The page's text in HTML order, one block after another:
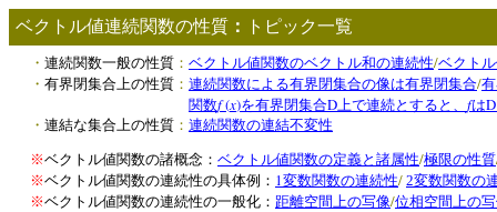
ベクトル値連続関数の性質 ： トピック一覧
・ 連続関数一般の性質 ： ベクトル値関数のベクトル和の連続性/ベクト
・ 有界閉集合上の性質 ： 連続関数による有界閉集合の像は有界閉集合/
関数f(x)を有界閉集合D上で連続とすると、 fはD
・ 連結な集合上の性質 ： 連続関数の連結不変性
※ベクトル値関数の諸概念： ベクトル値関数の定義と諸属性/極限の性質
※ベクトル値関数の連続性の具体例： 1変数関数の連続性/ 2変数関数の
※ベクトル値関数の連続性の一般化： 距離空間上の写像/位相空間上の